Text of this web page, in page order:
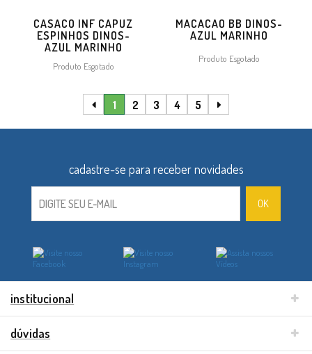
CASACO INF CAPUZ
ESPINHOS DINOS-
AZUL MARINHO
Produto Esgotado
MACACAO BB DINOS-
AZUL MARINHO
Produto Esgotado
1 2 3 4 5
institucional
dúvidas